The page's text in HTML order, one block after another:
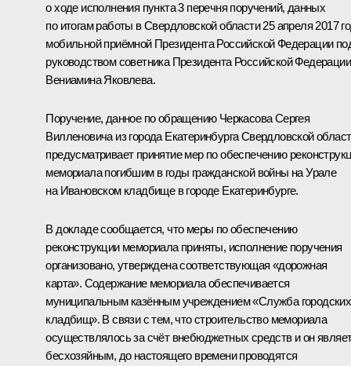
о ходе исполнения пункта 3 перечня поручений, данных
по итогам работы в Свердловской области 25 апреля 2017
мобильной приёмной Президента Российской Федерации
руководством советника Президента Российской Федерации
Вениамина Яковлева.
Поручение, данное по обращению Черкасова Сергея
Вилленовича из города Екатеринбурга Свердловской
предусматривает принятие мер по обеспечению
мемориала погибшим в годы гражданской войны на Урале
на Ивановском кладбище в городе Екатеринбурге.
В докладе сообщается, что меры по обеспечению
реконструкции мемориала приняты, исполнение поручения
организовано, утверждена соответствующая «дорожная
карта». Содержание мемориала обеспечивается
муниципальным казённым учреждением «Служба городских
кладбищ». В связи с тем, что строительство мемориала
осуществлялось за счёт внебюджетных средств и он
бесхозяйным, до настоящего времени проводятся